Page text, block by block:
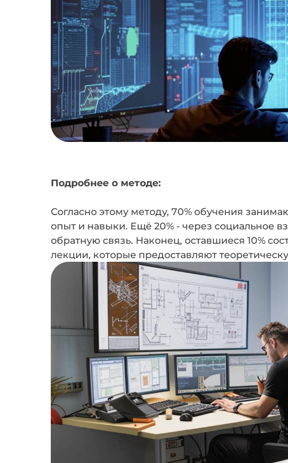
Подробнее о методе:
Согласно этому методу, 70% обучения
опыт и навыки. Ещё 20% - через социальное
обратную связь. Наконец, оставшиеся 10%
лекции, которые предоставляют